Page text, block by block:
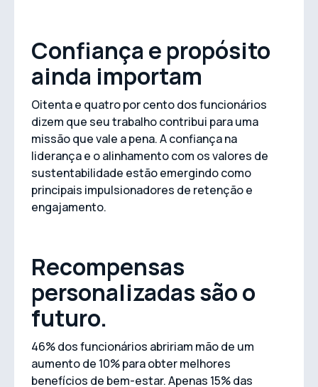
Confiança e propósito
ainda importam
Oitenta e quatro por cento dos funcionários
dizem que seu trabalho contribui para uma
missão que vale a pena. A confiança na
liderança e o alinhamento com os valores de
sustentabilidade estão emergindo como
principais impulsionadores de retenção e
engajamento.
Recompensas
personalizadas são o
futuro.
46% dos funcionários abririam mão de um
aumento de 10% para obter melhores
benefícios de bem-estar. Apenas 15% das